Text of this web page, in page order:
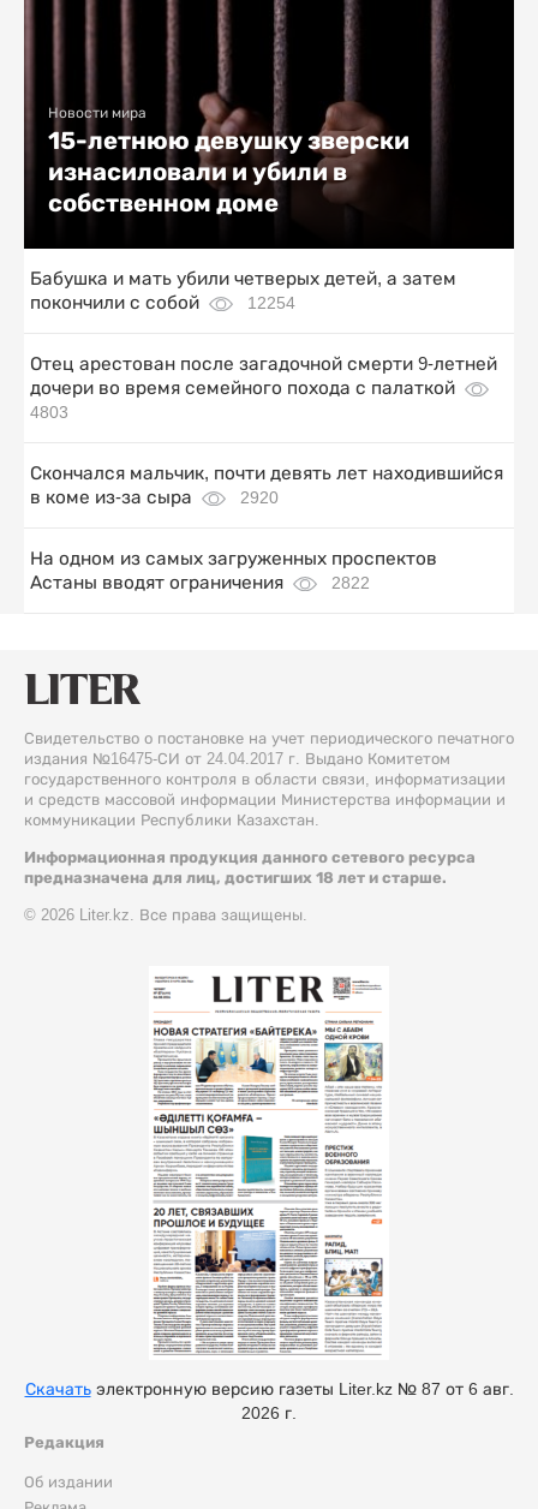
Новости мира
15-летнюю девушку зверски
изнасиловали и убили в
собственном доме
Бабушка и мать убили четверых детей, а затем
покончили с собой
12254
Отец арестован после загадочной смерти 9-летней
дочери во время семейного похода с палаткой
4803
Скончался мальчик, почти девять лет находившийся
в коме из-за сыра
2920
На одном из самых загруженных проспектов
Астаны вводят ограничения
2822
Свидетельство о постановке на учет периодического печатного
издания №16475-СИ от 24.04.2017 г. Выдано Комитетом
государственного контроля в области связи, информатизации
и средств массовой информации Министерства информации и
коммуникации Республики Казахстан.
Информационная продукция данного сетевого ресурса
предназначена для лиц, достигших 18 лет и старше.
© 2026 Liter.kz. Все права защищены.
Редакция
Об издании
Скачатьэлектронную версию газеты Liter.kz № 87 от 6 авг.
2026 г.